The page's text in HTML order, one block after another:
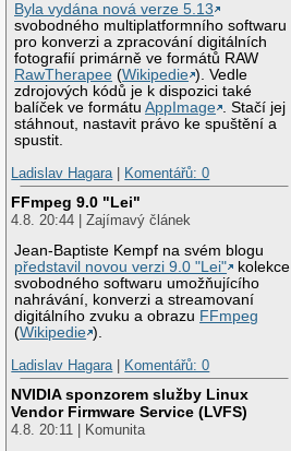
Byla vydána nová verze 5.13
svobodného multiplatformního softwaru
pro konverzi a zpracování digitálních
fotografií primárně ve formátů RAW
RawTherapee (Wikipedie ). Vedle
zdrojových kódů je k dispozici také
balíček ve formátuAppImage . Stačí jej
stáhnout, nastavit právo ke spuštění a
spustit.
Ladislav Hagara| Komentářů: 0
FFmpeg 9.0 "Lei"
4.8. 20:44 | Zajímavý článek
Jean-Baptiste Kempf na svém blogu
představil novou verzi 9.0 "Lei"
kolekce
svobodného softwaru umožňujícího
nahrávání, konverzi a streamovaní
digitálního zvuku a obrazu FFmpeg
(Wikipedie ).
Ladislav Hagara| Komentářů: 0
NVIDIA sponzorem služby Linux
Vendor Firmware Service (LVFS)
4.8. 20:11 | Komunita